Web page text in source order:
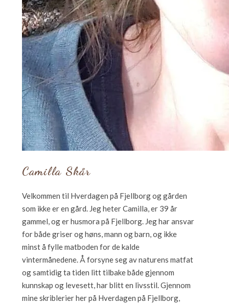
Camilla Skår
Velkommen til Hverdagen på Fjellborg og gården
som ikke er en gård. Jeg heter Camilla, er 39 år
gammel, og er husmora på Fjellborg. Jeg har ansvar
for både griser og høns, mann og barn, og ikke
minst å fylle matboden for de kalde
vintermånedene. Å forsyne seg av naturens matfat
og samtidig ta tiden litt tilbake både gjennom
kunnskap og levesett, har blitt en livsstil. Gjennom
mine skriblerier her på Hverdagen på Fjellborg,